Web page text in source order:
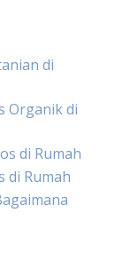
di
Organik di
di Rumah
di Rumah